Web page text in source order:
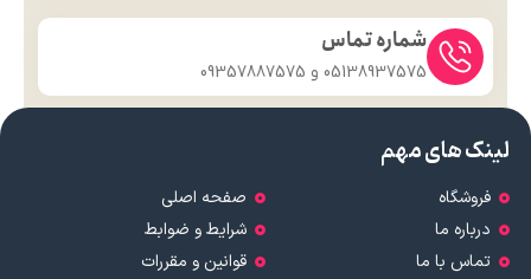
شماره تماس
05138937575 و 09357887575
لینک های مهم
فروشگاه
درباره ما
تماس با ما
صفحه اصلی
شرایط و ضوابط
قوانین و مقررات